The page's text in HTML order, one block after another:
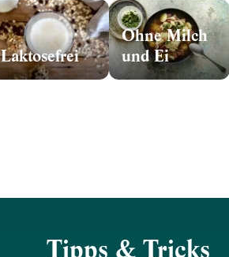
Laktosefrei
Ohne Milch
und Ei
Tipps & Tricks